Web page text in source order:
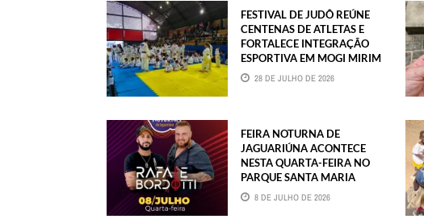
FESTIVAL DE JUDÔ REÚNE
CENTENAS DE ATLETAS E
FORTALECE INTEGRAÇÃO
ESPORTIVA EM MOGI MIRIM
28 DE JULHO DE 2026
FEIRA NOTURNA DE
JAGUARIÚNA ACONTECE
NESTA QUARTA-FEIRA NO
PARQUE SANTA MARIA
8 DE JULHO DE 2026